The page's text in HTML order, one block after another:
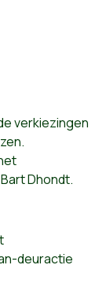
verkiezingen
Dhondt.
deuractie